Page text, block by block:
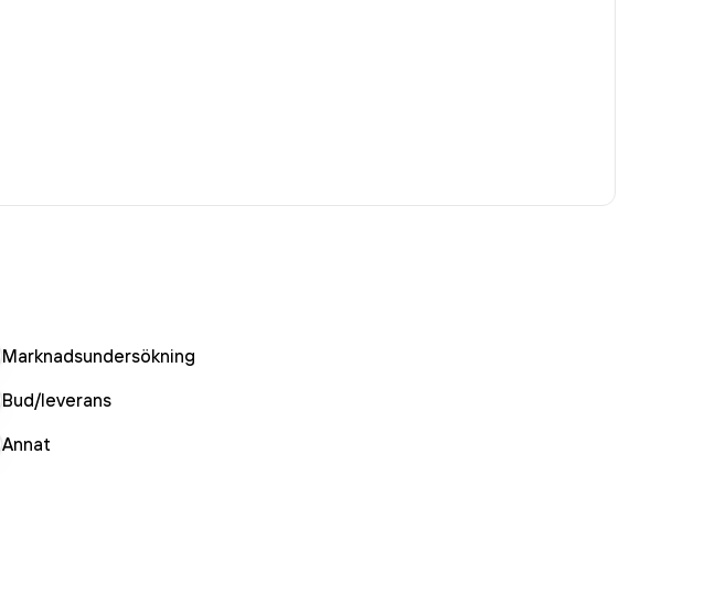
Marknadsundersökning
Bud/leverans
Annat